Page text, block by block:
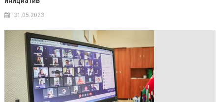
31.05.2023